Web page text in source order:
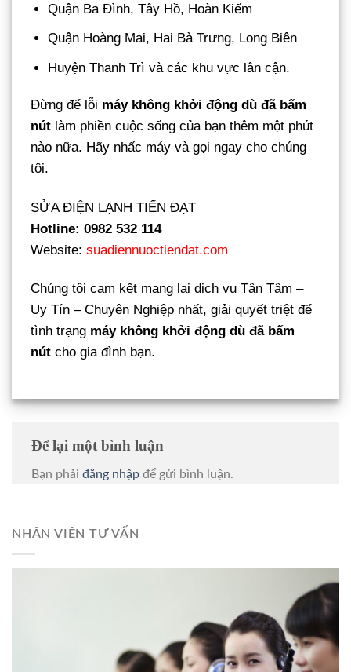
Quận Ba Đình, Tây Hồ, Hoàn Kiếm
Quận Hoàng Mai, Hai Bà Trưng, Long Biên
Huyện Thanh Trì và các khu vực lân cận.
Đừng để lỗi máy không khởi động dù đã bấm
nút làm phiền cuộc sống của bạn thêm một phút
nào nữa. Hãy nhấc máy và gọi ngay cho chúng
tôi.
SỬA ĐIỆN LẠNH TIẾN ĐẠT
Hotline: 0982 532 114
Website: suadiennuoctiendat.com
Chúng tôi cam kết mang lại dịch vụ Tận Tâm –
Uy Tín – Chuyên Nghiệp nhất, giải quyết triệt để
tình trạng máy không khởi động dù đã bấm
nút cho gia đình bạn.
Để lại một bình luận
Bạn phải đăng nhập để gửi bình luận.
NHÂN VIÊN TƯ VẤN